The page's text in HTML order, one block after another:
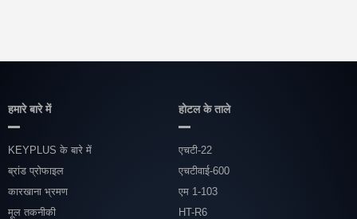
हमारे बारे में
KEYPLUS के बारे में
ब्रांड प्रोफाइल
कारखाना भ्रमण
मूल तकनीकी
होटल के ताले
एचटी-22
एचटीवाई-600
एम 1-103
HT-R6